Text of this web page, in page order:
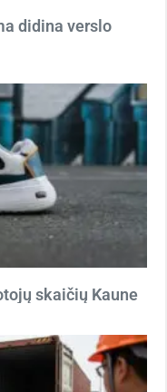
didina verslo
skaičių Kaune